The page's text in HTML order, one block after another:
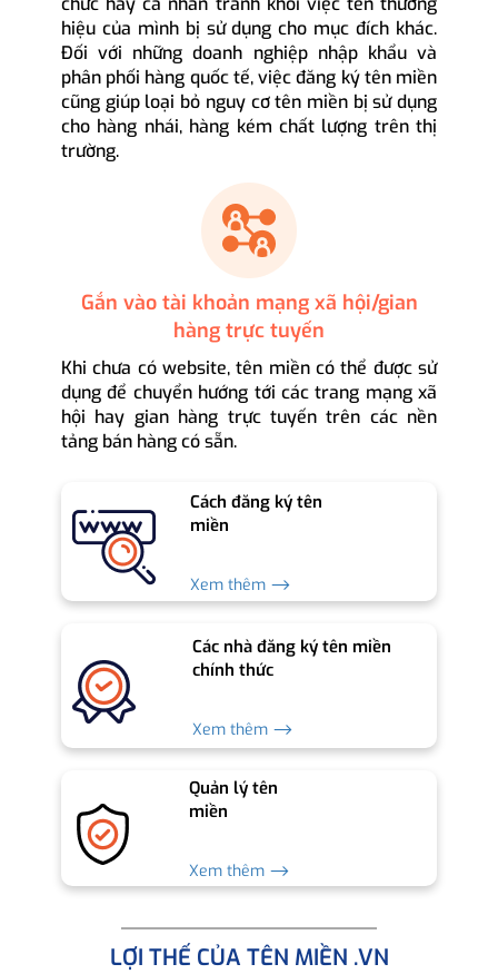
hiệu của mình bị sử dụng cho mục đích khác.
Đối với những doanh nghiệp nhập khẩu và
phân phối hàng quốc tế, việc đăng ký tên miền
cũng giúp loại bỏ nguy cơ tên miền bị sử dụng
cho hàng nhái, hàng kém chất lượng trên thị
trường.
Gắn vào tài khoản mạng xã hội/gian
hàng trực tuyến
Khi chưa có website, tên miền có thể được sử
dụng để chuyển hướng tới các trang mạng xã
hội hay gian hàng trực tuyến trên các nền
tảng bán hàng có sẵn.
Cách đăng ký tên
miền
Xem thêm ⟶
Các nhà đăng ký tên miền
chính thức
Xem thêm ⟶
Quản lý tên
miền
Xem thêm ⟶
LỢI THẾ CỦA TÊN MIỀN .VN